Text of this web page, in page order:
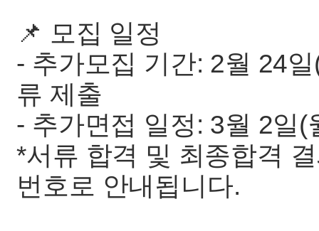
📌 모집 일정
- 추가모집 기간: 2월 24
류 제출
- 추가면접 일정: 3월 2일(
*서류 합격 및 최종합격
번호로 안내됩니다.